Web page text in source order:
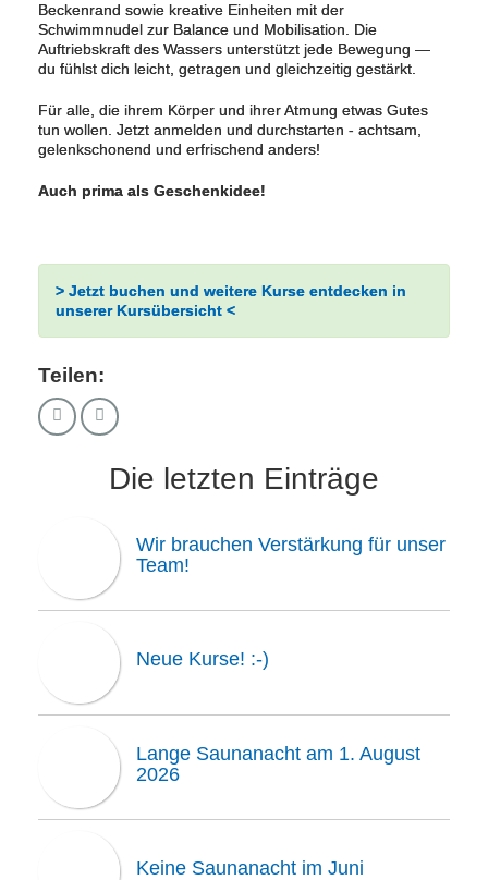
Beckenrand sowie kreative Einheiten mit der
Schwimmnudel zur Balance und Mobilisation. Die
Auftriebskraft des Wassers unterstützt jede Bewegung —
du fühlst dich leicht, getragen und gleichzeitig gestärkt.
Für alle, die ihrem Körper und ihrer Atmung etwas Gutes
tun wollen. Jetzt anmelden und durchstarten - achtsam,
gelenkschonend und erfrischend anders!
Auch prima als Geschenkidee!
> Jetzt buchen und weitere Kurse entdecken in
unserer Kursübersicht <
Teilen:
Die letzten Einträge
Wir brauchen Verstärkung für unser
Team!
Neue Kurse! :-)
Lange Saunanacht am 1. August
2026
Keine Saunanacht im Juni